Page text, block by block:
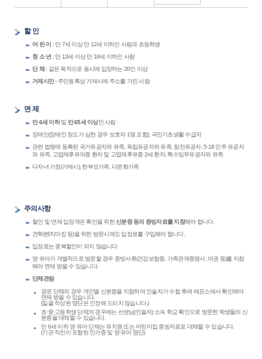
할 인
어 린 이 :만 7세 이상 만 12세 이하인 사람과 초등학생
청 소 년 :만 13세 이상 만 18세 이하인 사람
단 체 :같은 목적으로 동시에 입장하는 20인 이상
거제시민 :주민등록상 거제시에 주소를 가진 사람
면 제
만 6세 이하및 만 65세 이상인 사람
장애인(장애인 정도가 심한 경우 보호자 1명 포함), 국민기초생활 수급자
관련 법령에 등록된 국가유공자와 유족, 독립유공자와 유족, 참전유공자, 5·18 민주 유공자
와 유족, 고엽제후유의증 환자 및 고엽제후유증 2세 환자, 특수임무유공자와 유족
다자녀 가정(거제시), 한부모가족, 다문화가족
주의사항
할인 및 면제 입장객은 확인을 위한신분증 등의 증빙자료를 지참해야 합니다.
견학(벤치마킹 등)을 위한 방문시에도 입장료를 구입해야 합니다.
입장료는 중복할인이 되지 않습니다.
영·유아가 개별적으로 방문할 경우 증빙서류(건강보험증, 가족관계증명서, 여권 등)를 지참
해야 면제 받을 수 있습니다.
단체관람
경로 단체의 경우 개인별 신분증을 지참하여 인솔자가 수합 후에 매표소에서 확인해야
면제 받을 수 있습니다.
(일괄 작성된 명단은 인정해 드리지 않습니다.)
초·중·고등학생 단체의 경우에는 선생님(인솔자) 소속 학교 확인으로 방문한 학생들의 신
분증을 대체할 수 있습니다.
만 6세 이하 영·유아 단체는 유치원 또는 어린이집 증빙자료로 대체할 수 있습니다.
(기관 직인이 포함된 인가증 및 영·유아 명단)